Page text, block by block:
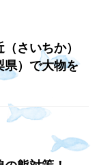
さいちか）
県）で大物を